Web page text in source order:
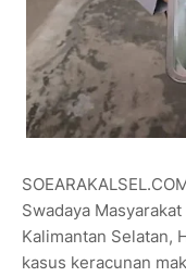
Swadaya
Kalimantan Selatan,
kasus keracunan